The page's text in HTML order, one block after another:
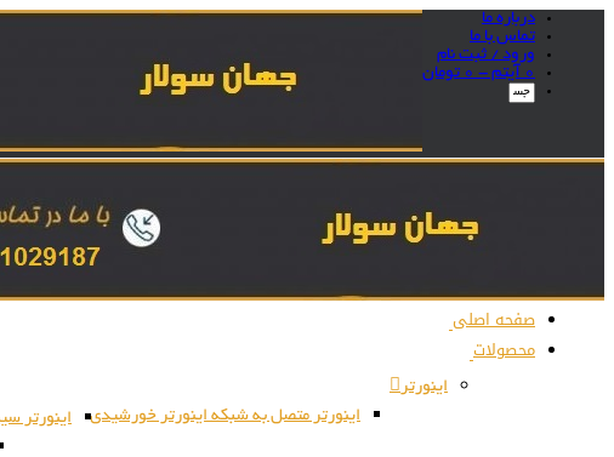
درباره ما
تماس با ما
ورود / ثبت نام
0 آیتم -
0 تومان
صفحه اصلی
محصولات
اینورتر
اینورتر متصل به شبکه اینورتر خورشیدی
اینورتر